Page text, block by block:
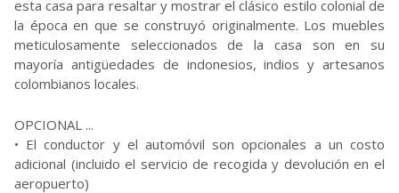
esta casa para resaltar y mostrar el clásico estilo colonial de
la época en que se construyó originalmente. Los muebles
meticulosamente seleccionados de la casa son en su
mayoría antigüedades de indonesios, indios y artesanos
colombianos locales.
OPCIONAL ...
• El conductor y el automóvil son opcionales a un costo
adicional (incluido el servicio de recogida y devolución en el
aeropuerto)